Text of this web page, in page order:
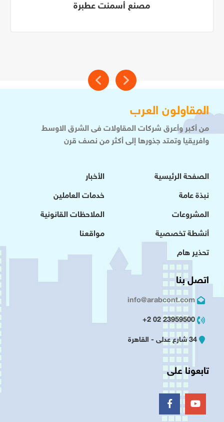
مصنع أسمنت عطبرة
المقاولون العرب
من أكبر وأعرق شركات المقاولات فى الشرق الاوسط
وافريقيا وتمتد جذورها إلى أكثر من نصف قرن
الصفحة الرئيسية
نبذة عامة
المشروعات
أنشطة تخصصية
تحذير هام
الأخبار
خدمات العاملين
الملاحظات القانونية
مواقعنا
اتصل بنا
info@arabcont.com
23959500 02 2+
34 شارع عدلى - القاهرة
تابعونا على